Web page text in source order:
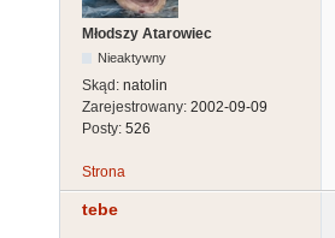
Młodszy Atarowiec
Nieaktywny
Skąd: natolin
Zarejestrowany: 2002-09-09
Posty: 526
Strona
tebe